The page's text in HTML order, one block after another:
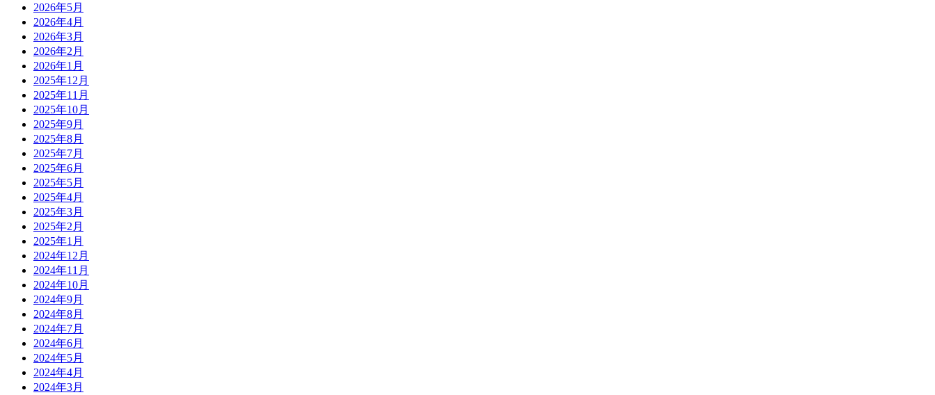
2026年5月
2026年4月
2026年3月
2026年2月
2026年1月
2025年12月
2025年11月
2025年10月
2025年9月
2025年8月
2025年7月
2025年6月
2025年5月
2025年4月
2025年3月
2025年2月
2025年1月
2024年12月
2024年11月
2024年10月
2024年9月
2024年8月
2024年7月
2024年6月
2024年5月
2024年4月
2024年3月